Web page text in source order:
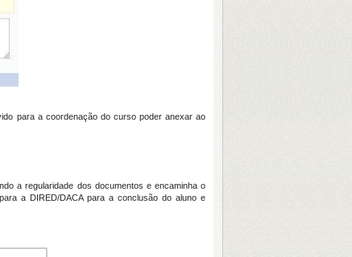
para a coordenação do curso poder anexar ao
a regularidade dos documentos e encaminha o
a DIRED/DACA para a conclusão do aluno e